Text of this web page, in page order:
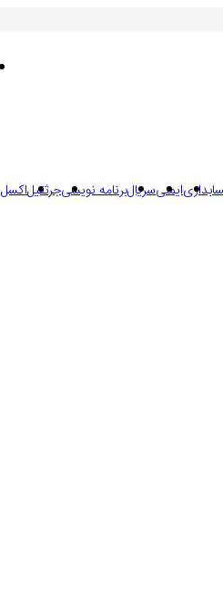
ایمنیسریالبرنامه نویسیجرثقیلاکسل